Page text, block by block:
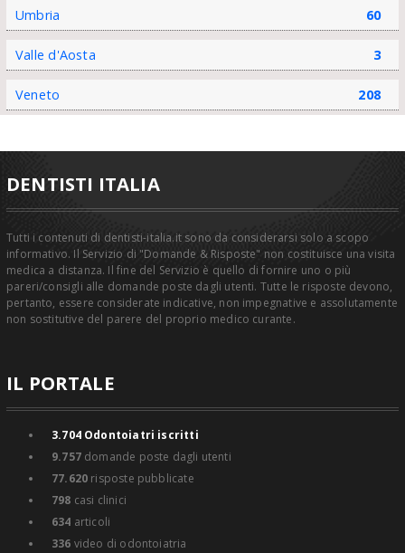
Umbria 60
Valle d'Aosta 3
Veneto 208
DENTISTI ITALIA
Tutti i contenuti di dentisti-italia.it sono da considerarsi solo a scopo
informativo. Il Servizio di "Domande & Risposte" non costituisce una visita
medica a distanza. Il fine del Servizio è quello di fornire uno o più
pareri/consigli alle domande poste dagli utenti. Tutte le risposte devono,
pertanto, essere considerate indicative, non impegnative e assolutamente
non sostitutive del parere del proprio medico curante.
IL PORTALE
3.704Odontoiatri iscritti
9.757domande poste dagli utenti
77.620 risposte pubblicate
798 casi clinici
634 articoli
336 video di odontoiatria